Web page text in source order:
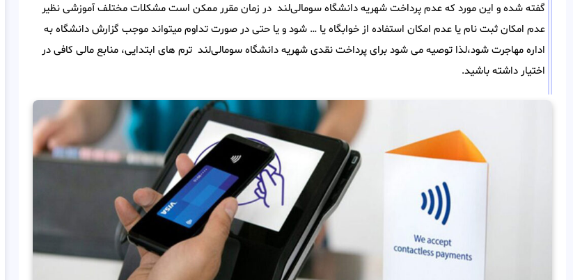
گفته شده و این مورد که عدم پرداخت شهریه دانشگاه سومالی‌لند در زمان مقرر ممکن است مشکلات مختلف آموزشی نظیر
عدم امکان ثبت نام یا عدم امکان استفاده از خوابگاه یا … شود و یا حتی در صورت تداوم میتواند موجب گزارش دانشگاه به
اداره مهاجرت شود،لذا توصیه می شود برای پرداخت نقدی شهریه دانشگاه سومالی‌لند ترم های ابتدایی، منابع مالی کافی در
اختیار داشته باشید.